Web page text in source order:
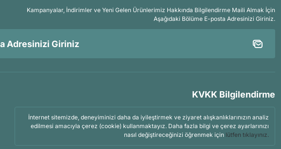
Kampanyalar, İndirimler ve Yeni Gelen Ürünlerimiz Hakkında Bilgilendirme Maili Almak İçin
Aşağıdaki Bölüme E-posta Adresinizi Giriniz.
KVKK Bilgilendirme
İnternet sitemizde, deneyiminizi daha da iyileştirmek ve ziyaret alışkanlıklarınızın analiz
edilmesi amacıyla çerez (cookie) kullanmaktayız. Daha fazla bilgi ve çerez ayarlarınızı
nasıl değiştireceğinizi öğrenmek için lütfen tıklayınız.